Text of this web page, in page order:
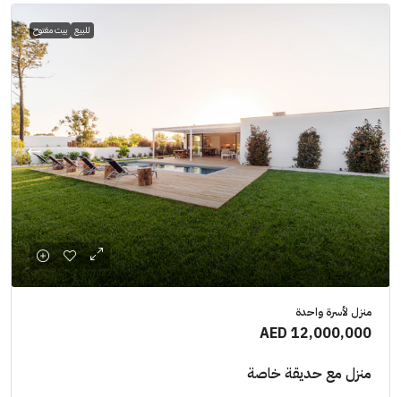
للبيع بيت مفتوح
منزل لأسرة واحدة
AED 12,000,000
منزل مع حديقة خاصة